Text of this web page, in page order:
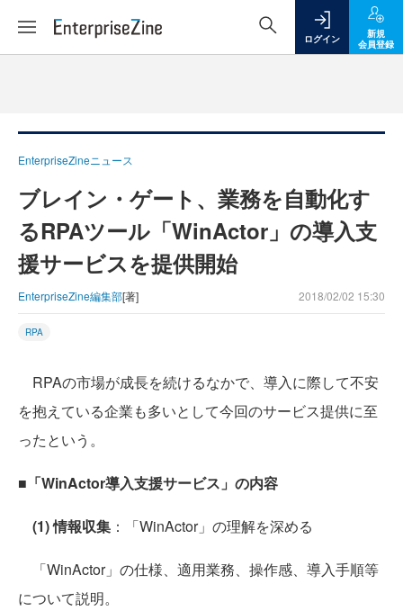
ログイン
新規
会員登録
EnterpriseZineニュース
ブレイン・ゲート、業務を自動化す
るRPAツール「WinActor」の導入支
援サービスを提供開始
EnterpriseZine編集部[著] 2018/02/02 15:30
RPA
RPAの市場が成長を続けるなかで、導入に際して不安
を抱えている企業も多いとして今回のサービス提供に至
ったという。
■「WinActor導入支援サービス」の内容
(1) 情報収集 ：「WinActor」の理解を深める
「WinActor」の仕様、適用業務、操作感、導入手順等
について説明。